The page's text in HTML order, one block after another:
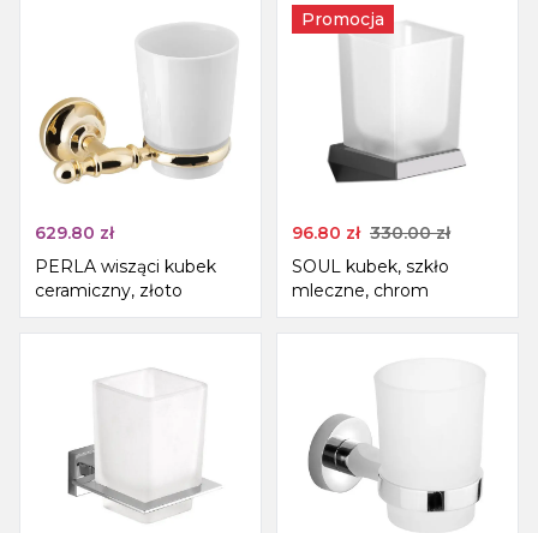
629.80 zł
PERLA wisząci kubek
ceramiczny, złoto
Promocja
96.80 zł 330.00zł
SOUL kubek, szkło
mleczne, chrom